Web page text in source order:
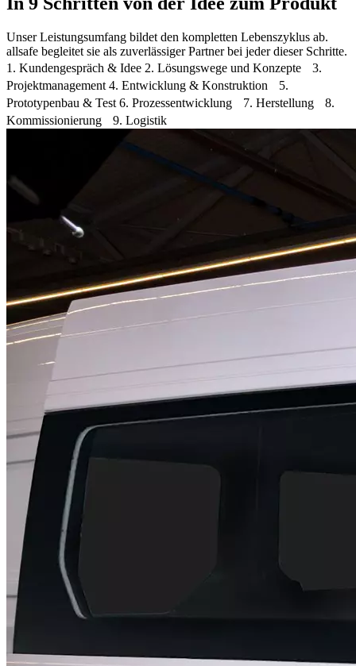
Unser Leistungsumfang bildet den kompletten Lebenszyklus ab.
allsafe begleitet sie als zuverlässiger Partner bei jeder dieser Schritte.
1. Kundengespräch & Idee 2. Lösungswege und Konzepte 3.
Projektmanagement 4. Entwicklung & Konstruktion 5.
Prototypenbau & Test 6. Prozessentwicklung 7. Herstellung 8.
Kommissionierung 9. Logistik